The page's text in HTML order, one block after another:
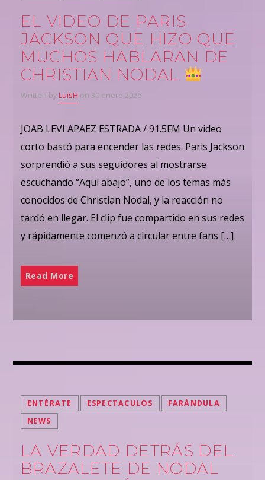
EL VIDEO DE PARIS
JACKSON QUE HIZO QUE
MUCHOS HABLARAN DE
CHRISTIAN NODAL
Written by LuisH on 30 enero 2026
JOAB LEVI APAEZ ESTRADA / 91.5FM Un video
corto bastó para encender las redes. Paris Jackson
sorprendió a sus seguidores al mostrarse
escuchando “Aquí abajo”, uno de los temas más
conocidos de Christian Nodal, y la reacción no
tardó en llegar. El clip fue compartido en sus redes
y rápidamente comenzó a circular entre fans […]
Read More
ENTÉRATE ESPECTACULOS
FARÁNDULA
NEWS
LA VERDAD DETRÁS DEL
BRAZALETE DE NODAL